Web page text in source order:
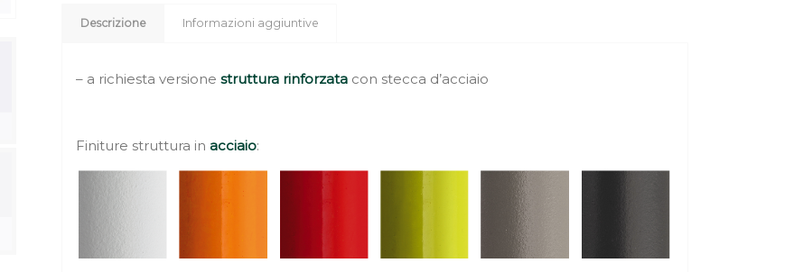
Descrizione Informazioni aggiuntive
– a richiesta versione struttura rinforzata con stecca d’acciaio
Finiture struttura in acciaio: